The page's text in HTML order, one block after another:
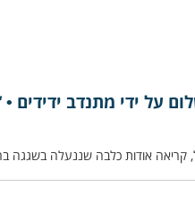
על ידי מתנדב ידידים •